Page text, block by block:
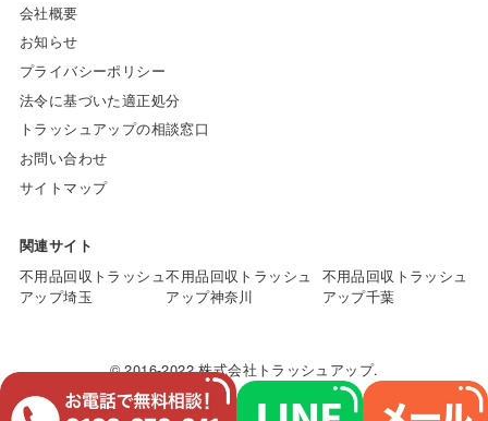
会社概要
お知らせ
プライバシーポリシー
法令に基づいた適正処分
トラッシュアップの相談窓口
お問い合わせ
サイトマップ
関連サイト
不用品回収トラッシュ
アップ埼玉
不用品回収トラッシュ
アップ神奈川
不用品回収トラッシュ
アップ千葉
© 2016-2022 株式会社トラッシュアップ.